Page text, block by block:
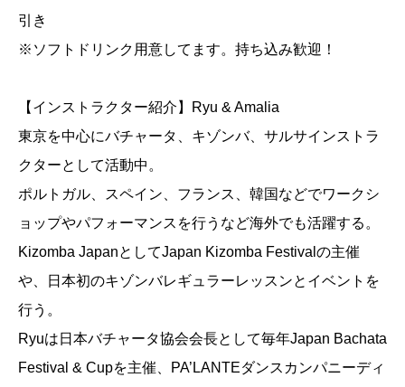
引き
※ソフトドリンク用意してます。持ち込み歓迎！
【インストラクター紹介】Ryu & Amalia
東京を中心にバチャータ、キゾンバ、サルサインストラ
クターとして活動中。
ポルトガル、スペイン、フランス、韓国などでワークシ
ョップやパフォーマンスを行うなど海外でも活躍する。
Kizomba JapanとしてJapan Kizomba Festivalの主催
や、日本初のキゾンバレギュラーレッスンとイベントを
行う。
Ryuは日本バチャータ協会会長として毎年Japan Bachata
Festival & Cupを主催、PA’LANTEダンスカンパニーディ